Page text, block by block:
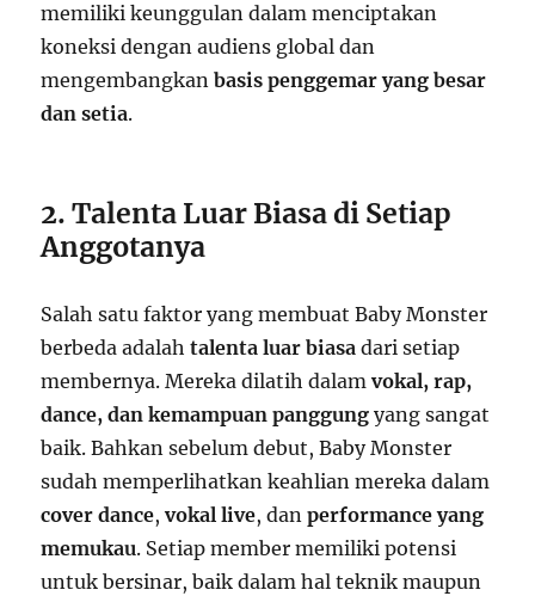
memiliki keunggulan dalam menciptakan
koneksi dengan audiens global dan
mengembangkanbasis penggemar yang besar
dan setia.
2. Talenta Luar Biasa di Setiap
Anggotanya
Salah satu faktor yang membuat Baby Monster
berbeda adalahtalenta luar biasa dari setiap
membernya. Mereka dilatih dalamvokal, rap,
dance, dan kemampuan panggung yang sangat
baik. Bahkan sebelum debut, Baby Monster
sudah memperlihatkan keahlian mereka dalam
cover dance,vokal live, danperformance yang
memukau. Setiap member memiliki potensi
untuk bersinar, baik dalam hal teknik maupun